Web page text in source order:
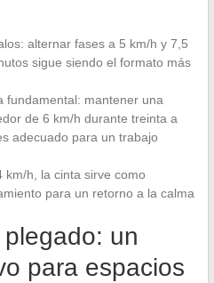
alternar fases a 5 km/h y 7,5
sigue siendo el formato más
fundamental: mantener una
de 6 km/h durante treinta a
adecuado para un trabajo
km/h, la cinta sirve como
para un retorno a la calma
un
para espacios